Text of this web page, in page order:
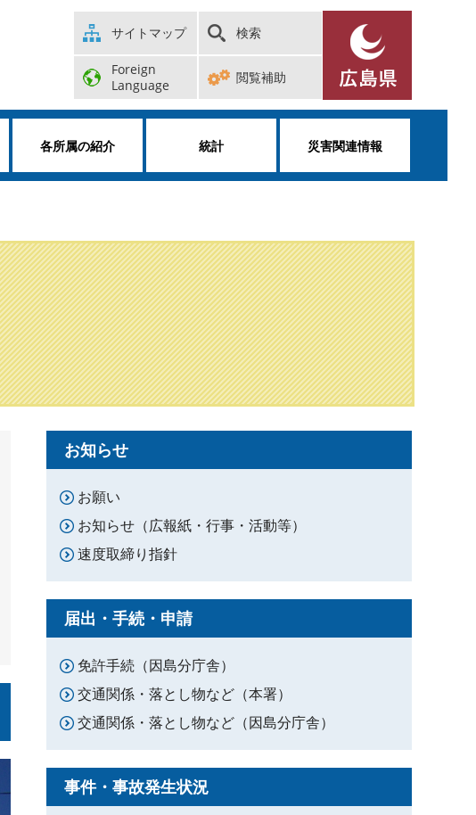
サイトマップ 検索
Foreign
Language
閲覧補助
各所属の紹介 統計 災害関連情報
お知らせ
お願い
お知らせ（広報紙・行事・活動等）
速度取締り指針
届出・手続・申請
免許手続（因島分庁舎）
交通関係・落とし物など（本署）
交通関係・落とし物など（因島分庁舎）
事件・事故発生状況